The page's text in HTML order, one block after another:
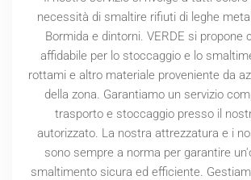
necessità di smaltire rifiuti di leghe
Bormida e dintorni. VERDE si propone
affidabile per lo stoccaggio e lo
rottami e altro materiale proveniente da
della zona. Garantiamo un servizio
trasporto e stoccaggio presso il
autorizzato. La nostra attrezzatura e i
sono sempre a norma per garantire
smaltimento sicura ed efficiente.